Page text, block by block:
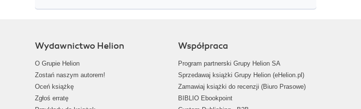
Wydawnictwo Helion
O Grupie Helion
Zostań naszym autorem!
Oceń książkę
Zgłoś erratę
Współpraca
Program partnerski Grupy Helion SA
Sprzedawaj książki Grupy Helion (eHelion.pl)
Zamawiaj książki do recenzji (Biuro Prasowe)
BIBLIO Ebookpoint